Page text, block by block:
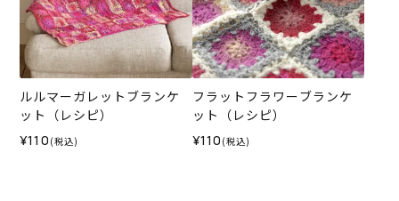
ルルマーガレットブランケ
ット（レシピ）
¥110 (税込)
フラットフラワーブランケ
ット（レシピ）
¥110 (税込)